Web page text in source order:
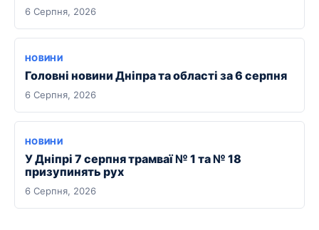
6 Серпня, 2026
НОВИНИ
Головні новини Дніпра та області за 6 серпня
6 Серпня, 2026
НОВИНИ
У Дніпрі 7 серпня трамваї № 1 та № 18
призупинять рух
6 Серпня, 2026